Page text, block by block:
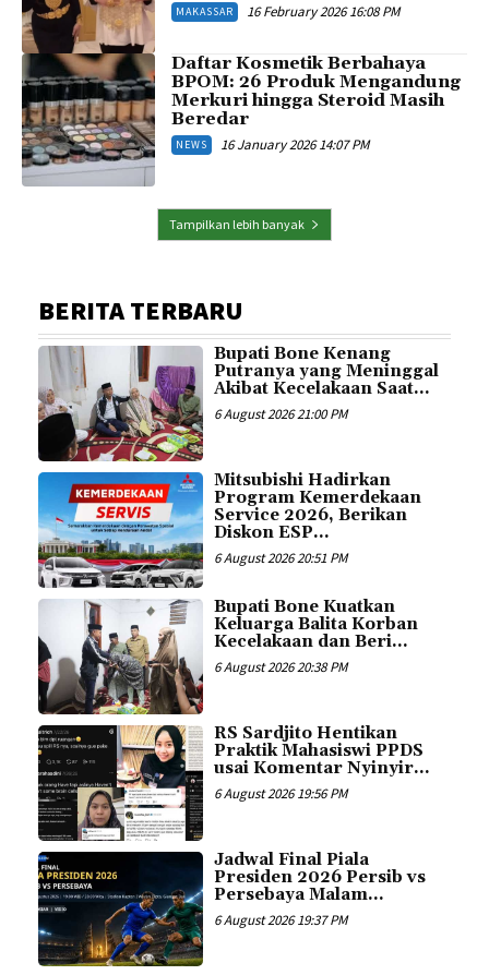
MAKASSAR 16 February 2026 16:08 PM
Daftar Kosmetik Berbahaya
BPOM: 26 Produk Mengandung
Merkuri hingga Steroid Masih
Beredar
NEWS 16 January 2026 14:07 PM
Tampilkan lebih banyak
BERITA TERBARU
Bupati Bone Kenang
Putranya yang Meninggal
Akibat Kecelakaan Saat...
6 August 2026 21:00 PM
Mitsubishi Hadirkan
Program Kemerdekaan
Service 2026, Berikan
Diskon ESP...
6 August 2026 20:51 PM
Bupati Bone Kuatkan
Keluarga Balita Korban
Kecelakaan dan Beri...
6 August 2026 20:38 PM
RS Sardjito Hentikan
Praktik Mahasiswi PPDS
usai Komentar Nyinyir...
6 August 2026 19:56 PM
Jadwal Final Piala
Presiden 2026 Persib vs
Persebaya Malam...
6 August 2026 19:37 PM